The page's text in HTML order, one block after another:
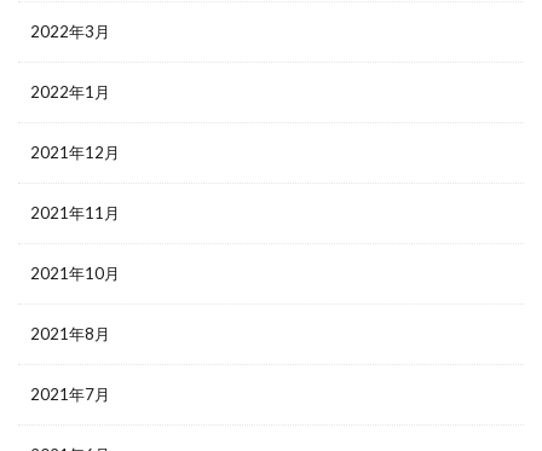
2022年3月
2022年1月
2021年12月
2021年11月
2021年10月
2021年8月
2021年7月